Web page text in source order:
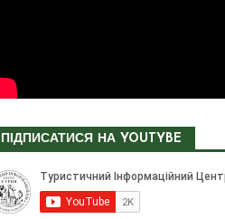
ПІДПИСАТИСЯ НА YOUTYBE